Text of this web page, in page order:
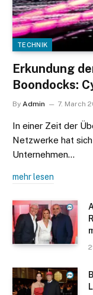
TECHNIK
Erkundung
Boondocks:
By Admin 7. March
In einer Zeit der
Netzwerke hat
Unternehmen…
mehr lesen